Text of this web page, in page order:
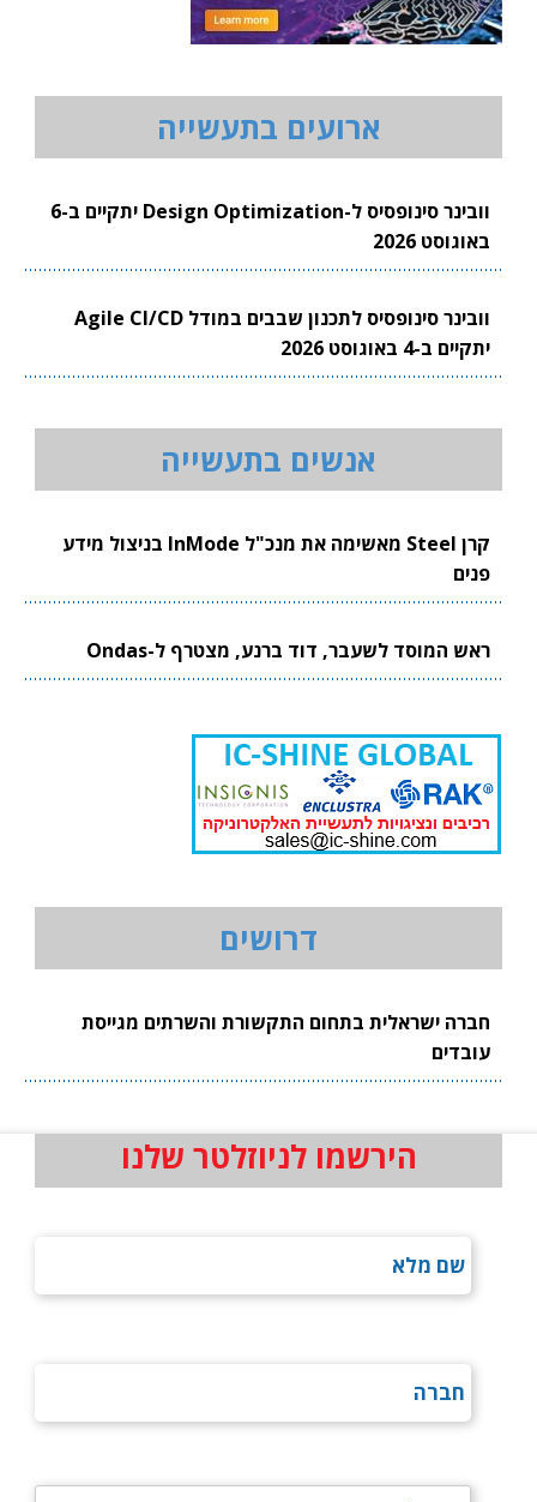
ארועים בתעשייה
וובינר סינופסיס ל-Design Optimization יתקיים ב-6
באוגוסט 2026
וובינר סינופסיס לתכנון שבבים במודל Agile CI/CD
יתקיים ב-4 באוגוסט 2026
אנשים בתעשייה
קרן Steel מאשימה את מנכ"ל InMode בניצול מידע
פנים
ראש המוסד לשעבר, דוד ברנע, מצטרף ל-Ondas
דרושים
חברה ישראלית בתחום התקשורת והשרתים מגייסת
עובדים
הירשמו לניוזלטר שלנו